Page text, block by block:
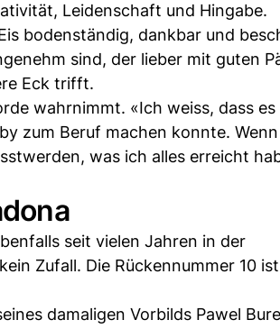
Leidenschaft und Hingabe.
bodenständig, dankbar und
sind, der lieber mit guten
Eck trifft.
wahrnimmt. «Ich weiss, dass
zum Beruf machen konnte.
was ich alles erreicht
seit vielen Jahren in der
Zufall. Die Rückennummer 10
damaligen Vorbilds Pawel